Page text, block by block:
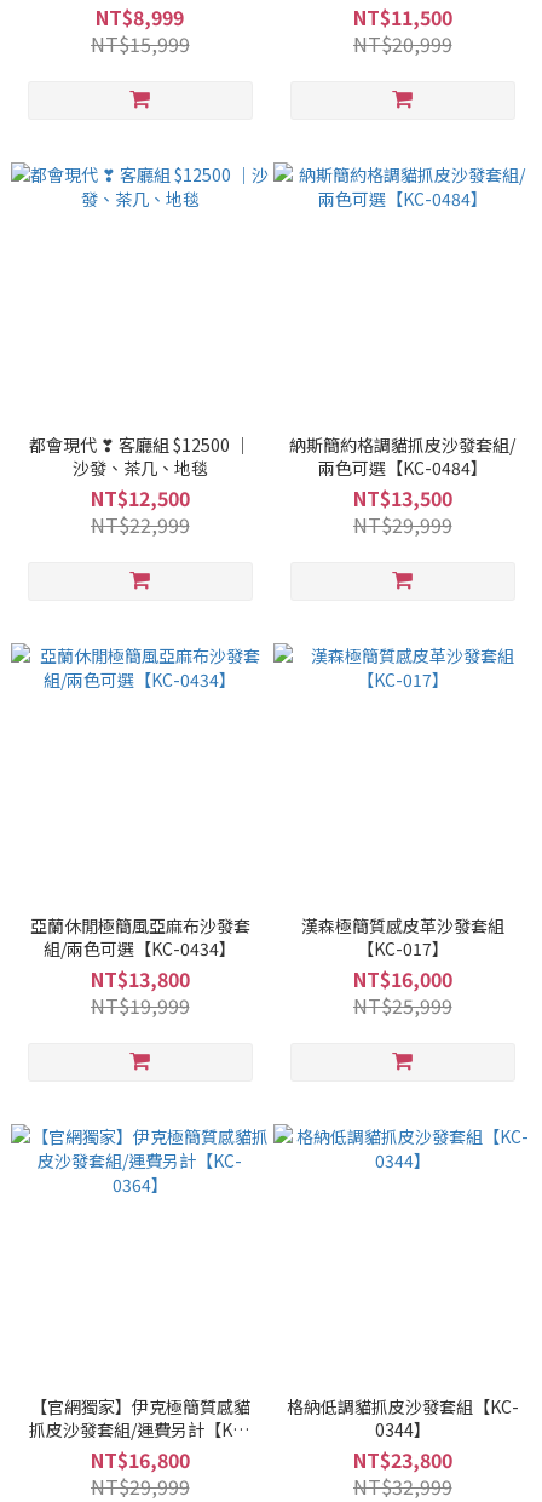
NT$8,999
NT$15,999
NT$11,500
NT$20,999
都會現代 ❣ 客廳組 $12500 ｜
沙發、茶几、地毯
NT$12,500
NT$22,999
納斯簡約格調貓抓皮沙發套組/
兩色可選【KC-0484】
NT$13,500
NT$29,999
亞蘭休閒極簡風亞麻布沙發套
組/兩色可選【KC-0434】
NT$13,800
NT$19,999
漢森極簡質感皮革沙發套組
【KC-017】
NT$16,000
NT$25,999
【官網獨家】伊克極簡質感貓
抓皮沙發套組/運費另計【KC-
0364】
NT$16,800
NT$29,999
格納低調貓抓皮沙發套組【KC-
0344】
NT$23,800
NT$32,999